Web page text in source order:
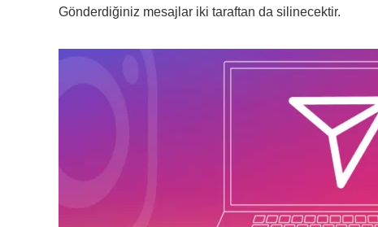
Gönderdiğiniz mesajlar iki taraftan da silinecektir.